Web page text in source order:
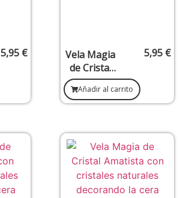
5,95 €
Vela Magia
de Cristal
Pirita –
Abundancia
y
5,95 €
Añadir al carrito